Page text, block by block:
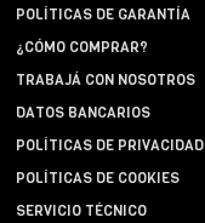
POLÍTICAS DE GARANTÍA
¿CÓMO COMPRAR?
TRABAJÁ CON NOSOTROS
DATOS BANCARIOS
POLÍTICAS DE PRIVACIDAD
POLÍTICAS DE COOKIES
SERVICIO TÉCNICO